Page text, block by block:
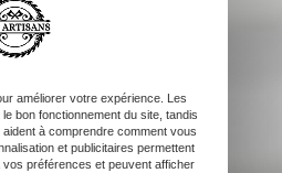
améliorer votre expérience. Les
bon fonctionnement du site, tandis
à comprendre comment vous
et publicitaires permettent
préférences et peuvent afficher